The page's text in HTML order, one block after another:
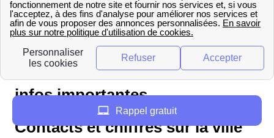
Billom : retrouvez toutes les
infos importantes
Contacts et chiffres sur la ville
Rappel gratuit